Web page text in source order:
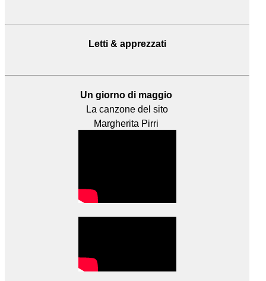
Letti & apprezzati
Un giorno di maggio
La canzone del sito
Margherita Pirri